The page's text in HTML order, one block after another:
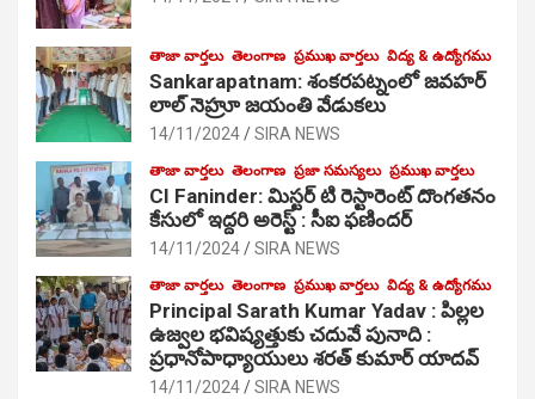
తాజా వార్తలు తెలంగాణ ప్రముఖ వార్తలు విద్య & ఉద్యోగము
Sankarapatnam: శంకరపట్నంలో జవహర్
లాల్ నెహ్రూ జయంతి వేడుకలు
14/11/2024 SIRA NEWS
తాజా వార్తలు తెలంగాణ ప్రజా సమస్యలు ప్రముఖ వార్తలు
CI Faninder: మిస్టర్ టి రెస్టారెంట్ దొంగతనం
కేసులో ఇద్దరి అరెస్ట్ : సీఐ ఫణిందర్
14/11/2024 SIRA NEWS
తాజా వార్తలు తెలంగాణ ప్రముఖ వార్తలు విద్య & ఉద్యోగము
Principal Sarath Kumar Yadav : పిల్లల
ఉజ్వల భవిష్యత్తుకు చదువే పునాది :
ప్రధానోపాధ్యాయులు శరత్ కుమార్ యాదవ్
14/11/2024 SIRA NEWS